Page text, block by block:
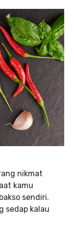
nikmat
kamu
sendiri.
sedap kalau